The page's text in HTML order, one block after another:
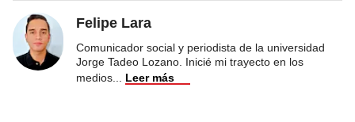
Felipe Lara
Comunicador social y periodista de la universidad
Jorge Tadeo Lozano. Inicié mi trayecto en los
medios
Leer más